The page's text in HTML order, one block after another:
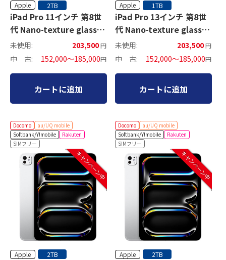
Apple 2TB
iPad Pro 11インチ 第8世
代 Nano-texture glass
セルラーモデル
未使用: 203,500円
中 古: 152,000～185,000円
カートに追加
Apple 1TB
iPad Pro 13インチ 第8世
代 Nano-texture glass
セルラーモデル
未使用: 203,500円
中 古: 152,000～185,000円
カートに追加
Docomo
au/UQ mobile
Softbank/Y!mobile
Rakuten
SIMフリー
キャンペーン中
Apple 2TB
Docomo
au/UQ mobile
Softbank/Y!mobile
Rakuten
SIMフリー
キャンペーン中
Apple 2TB